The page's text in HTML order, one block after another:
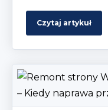
Czytaj artykuł